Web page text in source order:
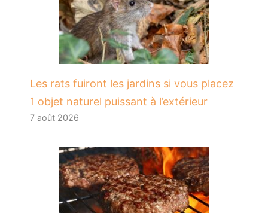
Les rats fuiront les jardins si vous placez
1 objet naturel puissant à l’extérieur
7 août 2026